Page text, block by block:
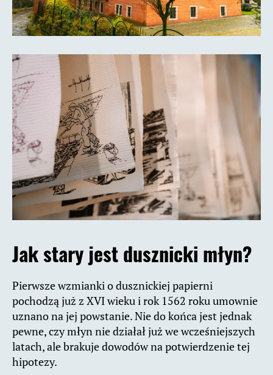
Jak stary jest dusznicki młyn?
Pierwsze wzmianki o dusznickiej papierni
pochodzą już z XVI wieku i rok 1562 roku umownie
uznano na jej powstanie. Nie do końca jest jednak
pewne, czy młyn nie działał już we wcześniejszych
latach, ale brakuje dowodów na potwierdzenie tej
hipotezy.